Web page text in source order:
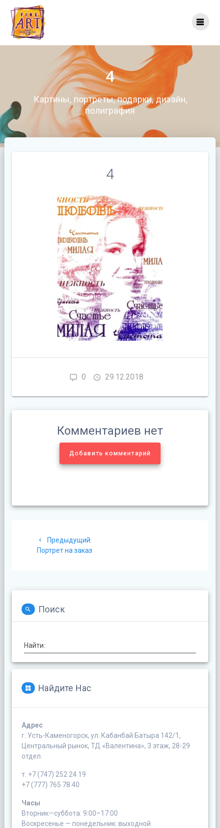
4
Картины, портреты, подарки, дизайн,
полиграфия
4
0 29.12.2018
Комментариев нет
Добавить комментарий
Предыдущий:
запись:
Портрет на заказ
Поиск
Найти:
Найдите Нас
Адрес
г. Усть-Каменогорск, ул. Кабанбай Батыра 142/1,
Центральный рынок, ТД «Валентина», 3 этаж, 28-29
отдел.
т. +7 (747) 252 24 19
+7 (777) 765 78 40
Часы
Вторник—суббота: 9:00–17:00
Воскресенье — понедельник: выходной